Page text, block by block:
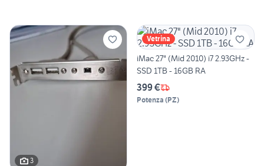
3
Vetrina
iMac 27" (Mid 2010) i7 2.93GHz -
SSD 1TB - 16GB RA
399 €
Potenza (PZ)